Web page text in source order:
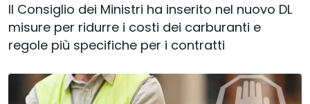
Il Consiglio dei Ministri ha inserito nel nuovo DL
misure per ridurre i costi dei carburanti e
regole più specifiche per i contratti